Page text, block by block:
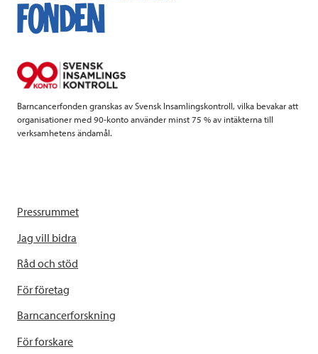
k
Barncancerfonden granskas av Svensk Insamlingskontroll, vilka bevakar att
organisationer med 90-konto använder minst 75 % av intäkterna till
verksamhetens ändamål.
Pressrummet
Jag vill bidra
Råd och stöd
För företag
Barncancerforskning
För forskare